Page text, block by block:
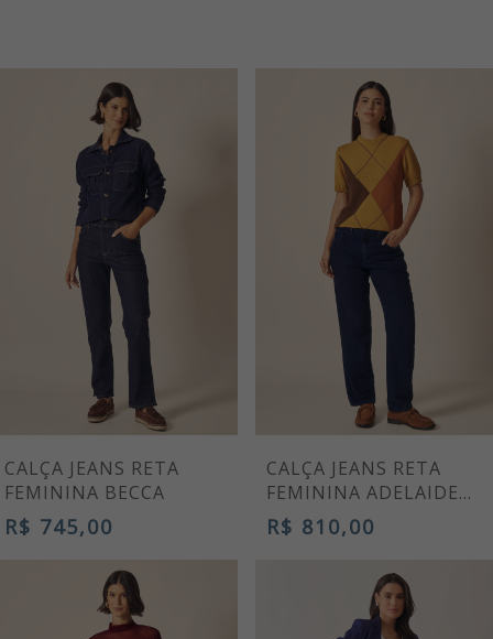
CALÇA JEANS RETA
FEMININA BECCA
R$ 745,00
CALÇA JEANS RETA
FEMININA ADELAIDE
AZUL COBALTO
R$ 810,00